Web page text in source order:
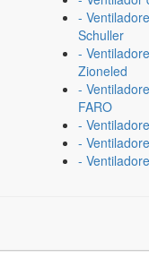
-
Schuller
-
Zioneled
-
FARO
-
-
-